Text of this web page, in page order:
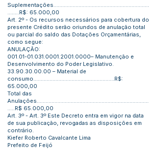
Suplementações.................................................................
........R$: 65.000,00
Art. 2º - Os recursos necessários para cobertura do
presente Crédito serão oriundos de anulação total
ou parcial do saldo das Dotações Orçamentárias,
como segue:
ANULAÇÃO:
001.01-01.031.0001.2001.0000– Manutenção e
Desenvolvimento do Poder Legislativo.
33.90.30.00.00 – Material de
consumo.......................................................R$:
65.000,00
Total das
Anulações............................................................................
.....R$ 65.000,00
Art. 3º - Art. 3º Este Decreto entra em vigor na data
de sua publicação, revogadas as disposições em
contrário.
Kiefer Roberto Cavalcante Lima
Prefeito de Feijó